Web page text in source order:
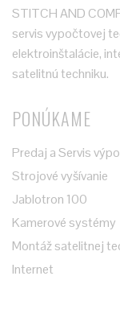
STITCH AND
servis vypočtovej
elektroinštalácie,
satelitnú techniku.
PONÚKAME
Predaj a Servis
Strojové vyšívanie
Jablotron 100
Kamerové systémy
Montáž satelitnej
Internet